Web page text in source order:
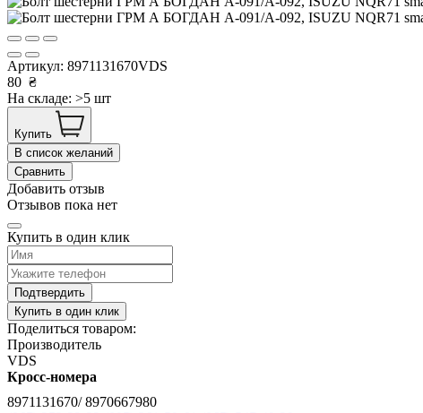
Артикул: 8971131670VDS
80 ₴
На складе: >5 шт
Купить
В список желаний
Сравнить
Добавить отзыв
Отзывов пока нет
Купить в один клик
Подтвердить
Купить в один клик
Поделиться товаром:
Производитель
VDS
Кросс-номера
8971131670/ 8970667980